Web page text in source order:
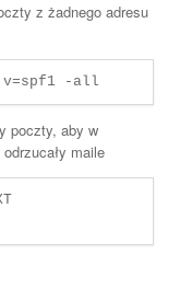
z żadnego adresu
v=spf1 -all
poczty, aby w
maile